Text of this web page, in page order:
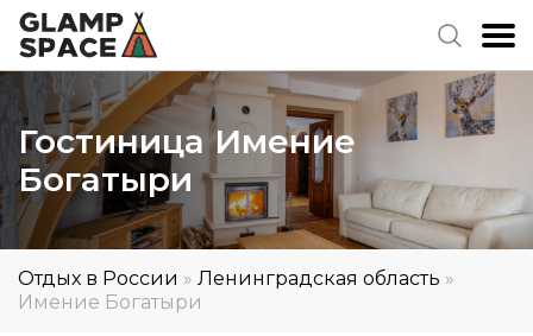
Гостиница Имение
Богатыри
Отдых в России » Ленинградская область »
Имение Богатыри